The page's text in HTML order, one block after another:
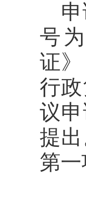
号为
证》
行
议
提出
第一